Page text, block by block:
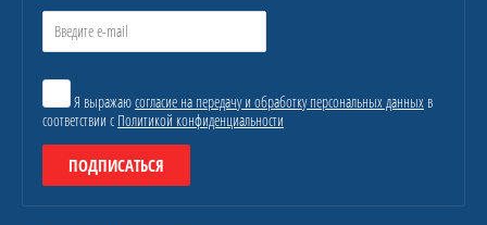
Я выражаюсогласие на передачу и обработку персональных данных в
соответствии с Политикой конфиденциальности
ПОДПИСАТЬСЯ